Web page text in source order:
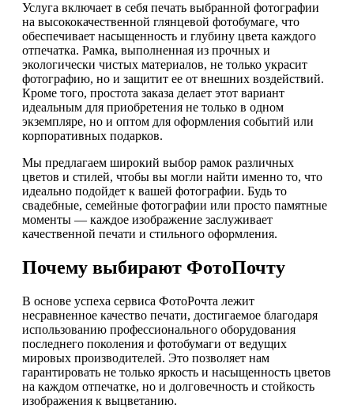
Услуга включает в себя печать выбранной фотографии
на высококачественной глянцевой фотобумаге, что
обеспечивает насыщенность и глубину цвета каждого
отпечатка. Рамка, выполненная из прочных и
экологически чистых материалов, не только украсит
фотографию, но и защитит ее от внешних воздействий.
Кроме того, простота заказа делает этот вариант
идеальным для приобретения не только в одном
экземпляре, но и оптом для оформления событий или
корпоративных подарков.
Мы предлагаем широкий выбор рамок различных
цветов и стилей, чтобы вы могли найти именно то, что
идеально подойдет к вашей фотографии. Будь то
свадебные, семейные фотографии или просто памятные
моменты — каждое изображение заслуживает
качественной печати и стильного оформления.
Почему выбирают ФотоПочту
В основе успеха сервиса ФотоРочта лежит
несравненное качество печати, достигаемое благодаря
использованию профессионального оборудования
последнего поколения и фотобумаги от ведущих
мировых производителей. Это позволяет нам
гарантировать не только яркость и насыщенность цветов
на каждом отпечатке, но и долговечность и стойкость
изображения к выцветанию.